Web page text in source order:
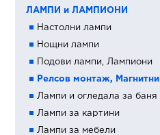
ЛАМПИ и ЛАМПИОНИ
Настолни лампи
Нощни лампи
Подови лампи, Лампиони
Релсов монтаж, Магнитни
Лампи и огледала за баня
Лампи за картини
Лампи за мебели